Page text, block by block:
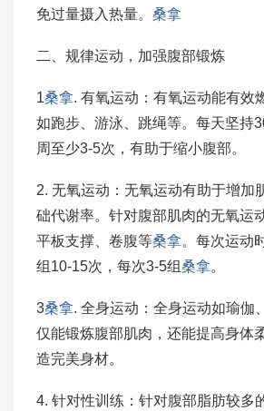
免过量摄入热量。 桑拿
二、规律运动，加强腹部锻炼
1桑拿. 有氧运动：有氧运动能有效
如跑步、游泳、跳绳等。每天坚持
周至少3-5次，有助于缩小腹部。
2. 无氧运动：无氧运动有助于增加
础代谢率。针对腹部肌肉的无氧运
平板支撑、卷腹等桑拿。每次运动
组10-15次，每次3-5组桑拿。
3桑拿. 全身运动：全身运动如瑜伽
仅能锻炼腹部肌肉，还能提高身体
造完美身材。
4. 针对性训练：针对腹部脂肪较多